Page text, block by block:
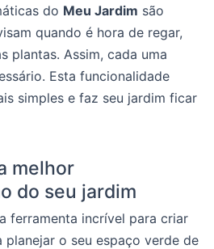
do Meu Jardim são
quando é hora de regar,
plantas. Assim, cada uma
Esta funcionalidade
simples e faz seu jardim ficar
melhor
do seu jardim
ferramenta incrível para criar
planejar o seu espaço verde de